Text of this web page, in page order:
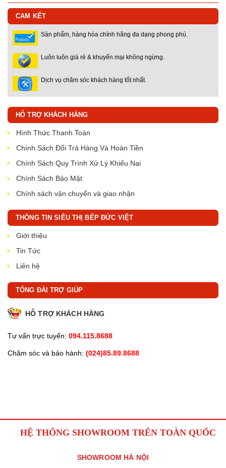
CAM KẾT
Sản phẩm, hàng hóa chính hãng đa dạng phong phú.
Luôn luôn giá rẻ & khuyến mại không ngừng.
Dịch vụ chăm sóc khách hàng tốt nhất.
HỖ TRỢ KHÁCH HÀNG
Hình Thức Thanh Toán
Chính Sách Đổi Trả Hàng Và Hoàn Tiền
Chính Sách Quy Trình Xử Lý Khiếu Nại
Chính Sách Bảo Mật
Chính sách vận chuyển và giao nhận
THÔNG TIN SIÊU THỊ BẾP ĐỨC VIỆT
Giới thiệu
Tin Tức
Liên hệ
TỔNG ĐÀI TRỢ GIÚP
HỖ TRỢ KHÁCH HÀNG
Tư vấn trực tuyến: 094.115.8688
Chăm sóc và bảo hành: (024)85.89.8688
HỆ THỐNG SHOWROOM TRÊN TOÀN QUỐC
SHOWROOM HÀ NỘI